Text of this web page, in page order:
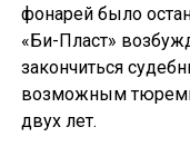
фонарей было
«Би-Пласт»
закончиться
возможным
двух лет.